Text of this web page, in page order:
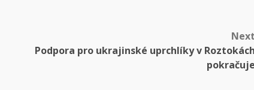
Podpora pro ukrajinské uprchlíky v